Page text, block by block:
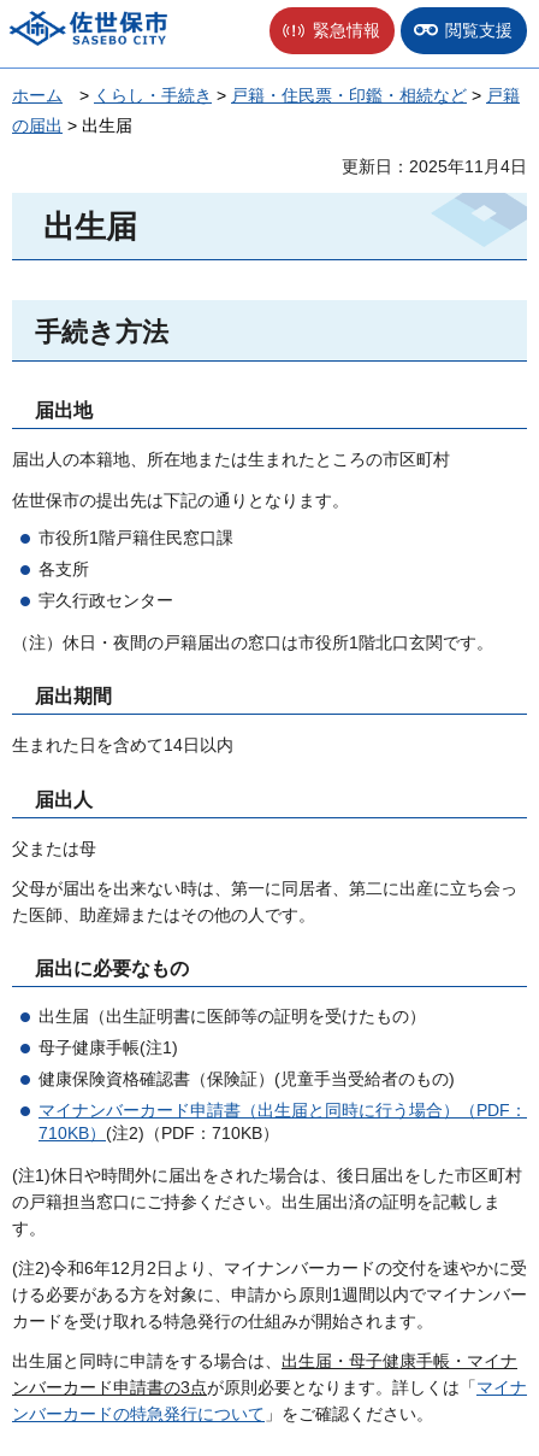
佐世保市 緊急情報 閲覧支援
ホーム > くらし・手続き > 戸籍・住民票・印鑑・相続など > 戸籍
の届出 > 出生届
更新日：2025年11月4日
出生届
手続き方法
届出地
届出人の本籍地、所在地または生まれたところの市区町村
佐世保市の提出先は下記の通りとなります。
市役所1階戸籍住民窓口課
各支所
宇久行政センター
（注）休日・夜間の戸籍届出の窓口は市役所1階北口玄関です。
届出期間
生まれた日を含めて14日以内
届出人
父または母
父母が届出を出来ない時は、第一に同居者、第二に出産に立ち会っ
た医師、助産婦またはその他の人です。
届出に必要なもの
出生届（出生証明書に医師等の証明を受けたもの）
母子健康手帳(注1)
健康保険資格確認書（保険証）(児童手当受給者のもの)
マイナンバーカード申請書（出生届と同時に行う場合）（PDF：
710KB） (注2)（PDF：710KB）
(注1)休日や時間外に届出をされた場合は、後日届出をした市区町村
の戸籍担当窓口にご持参ください。出生届出済の証明を記載しま
す。
(注2)令和6年12月2日より、マイナンバーカードの交付を速やかに受
ける必要がある方を対象に、申請から原則1週間以内でマイナンバー
カードを受け取れる特急発行の仕組みが開始されます。
出生届と同時に申請をする場合は、 出生届・母子健康手帳・マイナ
ンバーカード申請書の3点が原則必要となります。詳しくは「マイナ
ンバーカードの特急発行について 」をご確認ください。